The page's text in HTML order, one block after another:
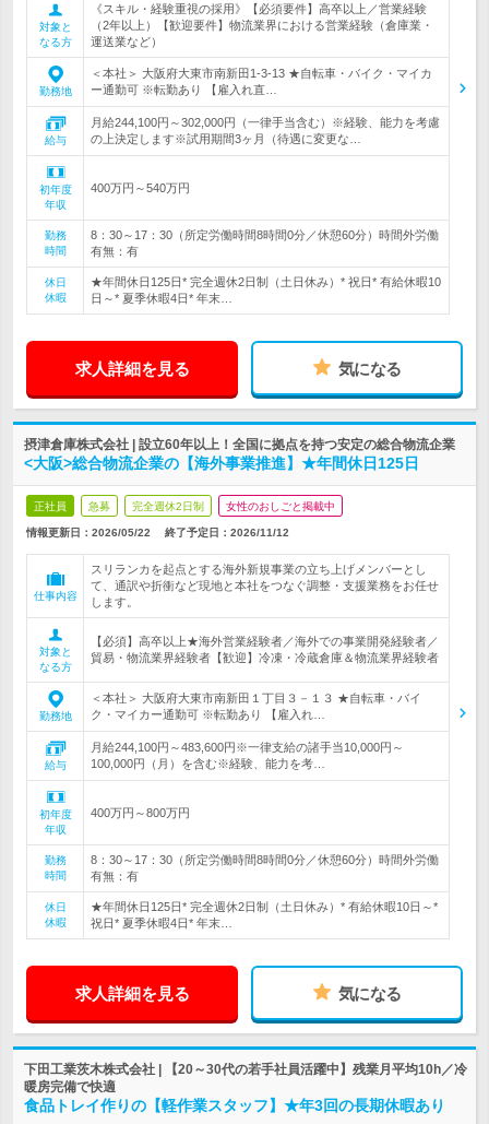
対象と
なる方
《スキル・経験重視の採用》【必須要件】高卒以上／営業経験
（2年以上）【歓迎要件】物流業界における営業経験（倉庫業・
運送業など）
勤務地
＜本社＞ 大阪府大東市南新田1-3-13 ★自転車・バイク・マイカ
ー通勤可 ※転勤あり 【雇入れ直…
給与
月給244,100円～302,000円（一律手当含む）※経験、能力を考慮
の上決定します※試用期間3ヶ月（待遇に変更な…
初年度
年収
400万円～540万円
勤務
時間
8：30～17：30（所定労働時間8時間0分／休憩60分）時間外労働
有無：有
休日
休暇
★年間休日125日* 完全週休2日制（土日休み）* 祝日* 有給休暇10
日～* 夏季休暇4日* 年末…
求人詳細を見る 気になる
摂津倉庫株式会社 | 設立60年以上！全国に拠点を持つ安定の総合物流企業
<大阪>総合物流企業の【海外事業推進】★年間休日125日
正社員 急募 完全週休2日制 女性のおしごと掲載中
情報更新日：2026/05/22 終了予定日： 2026/11/12
仕事内容
スリランカを起点とする海外新規事業の立ち上げメンバーとし
て、通訳や折衝など現地と本社をつなぐ調整・支援業務をお任せ
します。
対象と
なる方
【必須】高卒以上★海外営業経験者／海外での事業開発経験者／
貿易・物流業界経験者【歓迎】冷凍・冷蔵倉庫＆物流業界経験者
勤務地
＜本社＞ 大阪府大東市南新田１丁目３－１３ ★自転車・バイ
ク・マイカー通勤可 ※転勤あり 【雇入れ…
給与
月給244,100円～483,600円※一律支給の諸手当10,000円～
100,000円（月）を含む※経験、能力を考…
初年度
年収
400万円～800万円
勤務
時間
8：30～17：30（所定労働時間8時間0分／休憩60分）時間外労働
有無：有
休日
休暇
★年間休日125日* 完全週休2日制（土日休み）* 有給休暇10日～*
祝日* 夏季休暇4日* 年末…
求人詳細を見る 気になる
下田工業茨木株式会社 | 【20～30代の若手社員活躍中】残業月平均10h／冷
暖房完備で快適
食品トレイ作りの【軽作業スタッフ】★年3回の長期休暇あり